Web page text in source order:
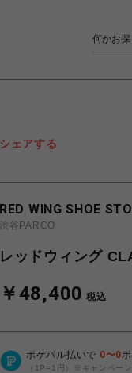
RED WING SHOE
渋谷PARCO
レッドウィング
￥48,400 税込
ポケパル払いで 0〜0
（1P=1円）※キャンペーン
シェアする